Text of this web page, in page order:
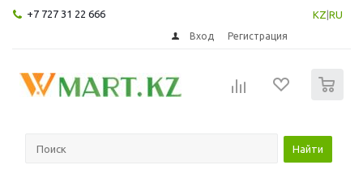
+7 727 31 22 666 KZ RU
Вход Регистрация
Найти